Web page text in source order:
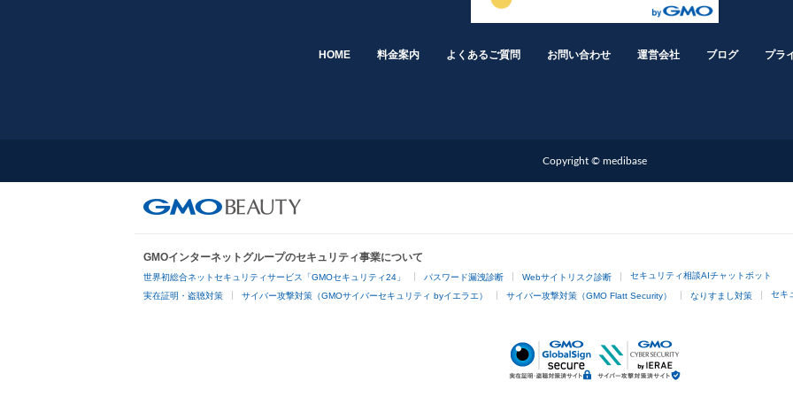
HOME 料金案内 よくあるご質問 お問い合わせ 運営会社 ブログ プラ
Copyright © medibase
GMOインターネットグループのセキュリティ事業について
世界初総合ネットセキュリティサービス「GMOセキュリティ24」 パスワード漏洩診断 Webサイトリスク診断 セキュリティ相談AIチャットボット
実在証明・盗聴対策 サイバー攻撃対策（GMOサイバーセキュリティ byイエラエ） サイバー攻撃対策（GMO Flatt Security） なりすまし対策 セキ